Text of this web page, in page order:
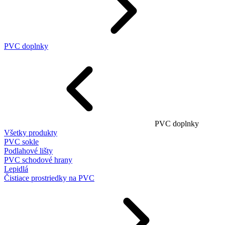
PVC doplnky
PVC doplnky
Všetky produkty
PVC sokle
Podlahové lišty
PVC schodové hrany
Lepidlá
Čistiace prostriedky na PVC